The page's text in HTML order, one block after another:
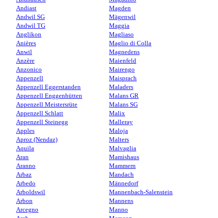
Andiast
Andwil SG
Andwil TG
Anglikon
Anières
Anwil
Anzère
Anzonico
Appenzell
Appenzell Eggerstanden
Appenzell Enggenhütten
Appenzell Meistersrüte
Appenzell Schlatt
Appenzell Steinegg
Apples
Aproz (Nendaz)
Aquila
Aran
Aranno
Arbaz
Arbedo
Arboldswil
Arbon
Arcegno
Magden
Mägenwil
Maggia
Magliaso
Maglio di Colla
Magnedens
Maienfeld
Mairengo
Maisprach
Maladers
Malans GR
Malans SG
Malix
Malleray
Maloja
Malters
Malvaglia
Mamishaus
Mammern
Mandach
Männedorf
Mannenbach-Salenstein
Mannens
Manno